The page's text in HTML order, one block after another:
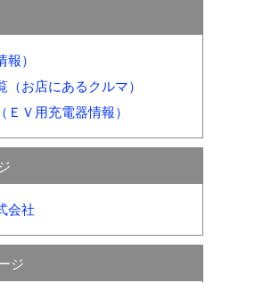
）
お店にあるクルマ）
Ｖ用充電器情報）
会社
ジ